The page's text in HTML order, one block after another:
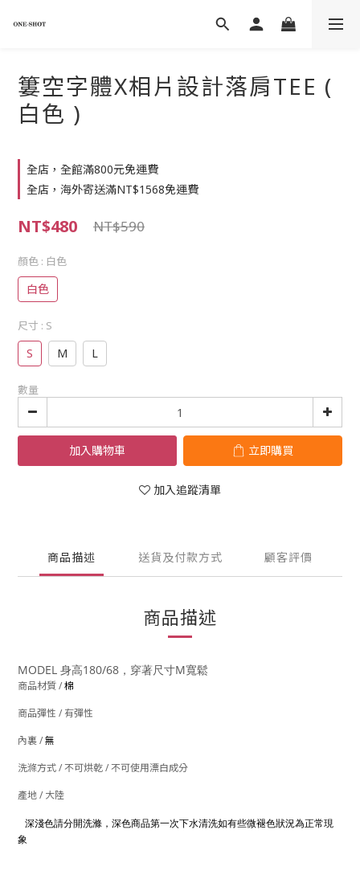
簍空字體X相片設計落肩TEE (
白色 )
全店，全館滿800元免運費
全店，海外寄送滿NT$1568免運費
NT$480 NT$590
顏色 : 白色
白色
尺寸 : S
S M L
數量
加入購物車 立即購買
加入追蹤清單
商品描述 送貨及付款方式 顧客評價
商品描述
MODEL 身高180/68，穿著尺寸M寬鬆
商品材質 /棉
商品彈性 / 有彈性
內裏 /無
洗滌方式 / 不可烘乾 / 不可使用漂白成分
產地 / 大陸
深淺色請分開洗滌，深色商品第一次下水清洗如有些微褪色狀況為正常現
象